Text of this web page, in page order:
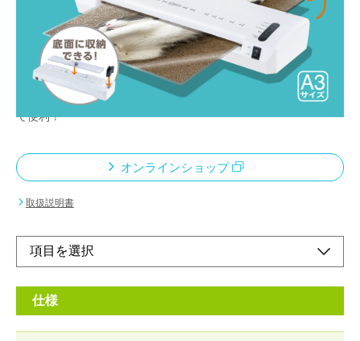
スライドカッター&コーナーパンチ付きでオリジナルカード、
POPやオリジナルカード作りに便利！
スライドカッターとコーナーパンチは使わないとき本体底面にス
ッキリ収納できて便利！
75〜250μmのフィルム厚に対応。幅広い厚みのフィルムを使え
て便利！
オンラインショップ
取扱説明書
仕様